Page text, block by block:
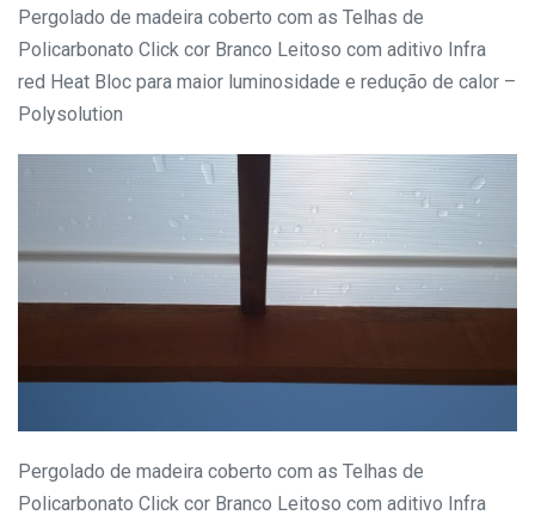
Pergolado de madeira coberto com as Telhas de
Policarbonato Click cor Branco Leitoso com aditivo Infra
red Heat Bloc para maior luminosidade e redução de calor –
Polysolution
Pergolado de madeira coberto com as Telhas de
Policarbonato Click cor Branco Leitoso com aditivo Infra